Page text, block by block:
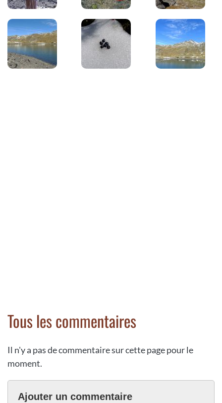
Tous les commentaires
Il n'y a pas de commentaire sur cette page pour le
moment.
Ajouter un commentaire